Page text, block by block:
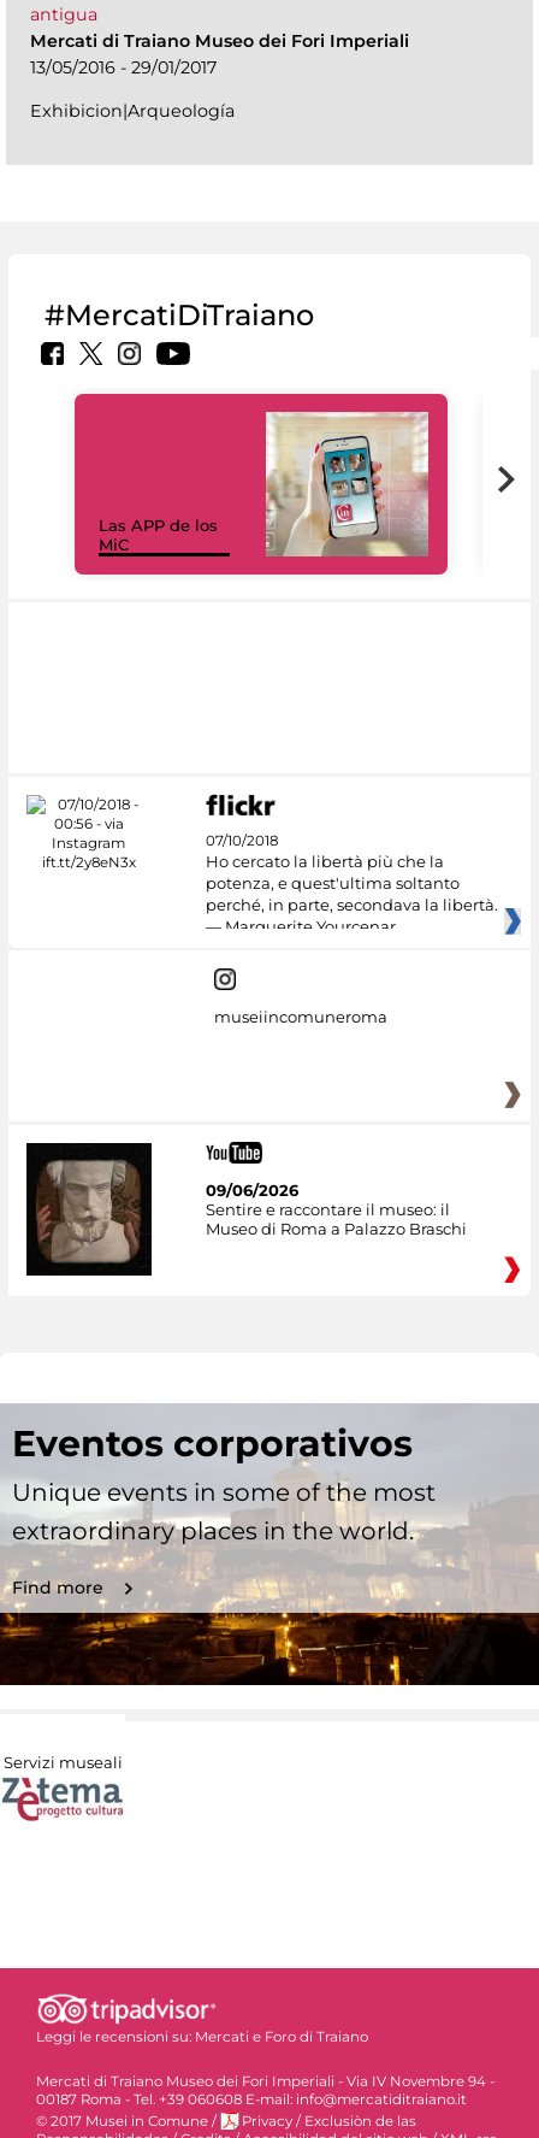
antigua
Mercati di Traiano Museo dei Fori Imperiali
13/05/2016 - 29/01/2017
Exhibicion|Arqueología
#MercatiDiTraiano
Las APP de los
MiC
07/10/2018
Ho cercato la libertà più che la
potenza, e quest'ultima soltanto
perché, in parte, secondava la libertà.
— Marguerite Yourcenar
museiincomuneroma
09/06/2026
Sentire e raccontare il museo: il
Museo di Roma a Palazzo Braschi
Eventos corporativos
Unique events in some of the most
extraordinary places in the world.
Find more
Servizi museali
Leggi le recensioni su: Mercati e Foro di Traiano
Mercati di Traiano Museo dei Fori Imperiali - Via IV Novembre 94 -
00187 Roma - Tel. +39 060608 E-mail: info@mercatiditraiano.it
© 2017 Musei in Comune / Privacy / Exclusiòn de las